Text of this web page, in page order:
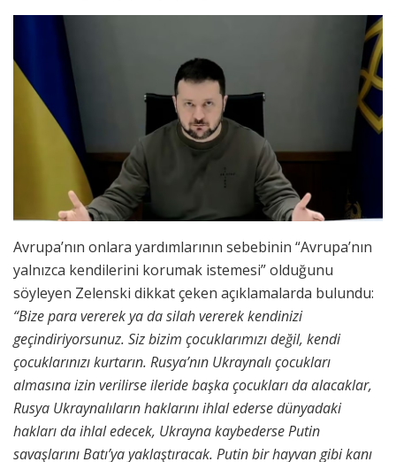
Avrupa’nın onlara yardımlarının sebebinin “Avrupa’nın
yalnızca kendilerini korumak istemesi” olduğunu
söyleyen Zelenski dikkat çeken açıklamalarda bulundu:
“Bize para vererek ya da silah vererek kendinizi
geçindiriyorsunuz. Siz bizim çocuklarımızı değil, kendi
çocuklarınızı kurtarın. Rusya’nın Ukraynalı çocukları
almasına izin verilirse ileride başka çocukları da alacaklar,
Rusya Ukraynalıların haklarını ihlal ederse dünyadaki
hakları da ihlal edecek, Ukrayna kaybederse Putin
savaşlarını Batı’ya yaklaştıracak. Putin bir hayvan gibi kanı